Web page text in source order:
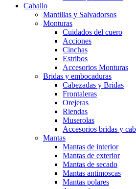
Caballo
Mantillas y Salvadorsos
Monturas
Cuidados del cuero
Acciones
Cinchas
Estribos
Accesorios Monturas
Bridas y embocaduras
Cabezadas y Bridas
Frontaleras
Orejeras
Riendas
Muserolas
Accesorios bridas y
Mantas
Mantas de interior
Mantas de exterior
Mantas de secado
Mantas antimoscas
Mantas polares